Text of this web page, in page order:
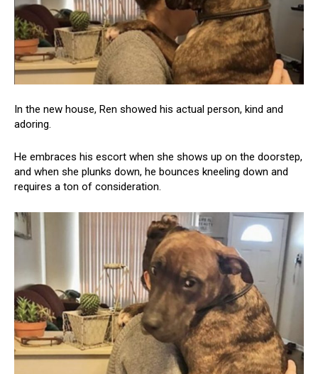
In the new house, Ren showed his actual person, kind and
adoring.
He embraces his escort when she shows up on the doorstep,
and when she plunks down, he bounces kneeling down and
requires a ton of consideration.